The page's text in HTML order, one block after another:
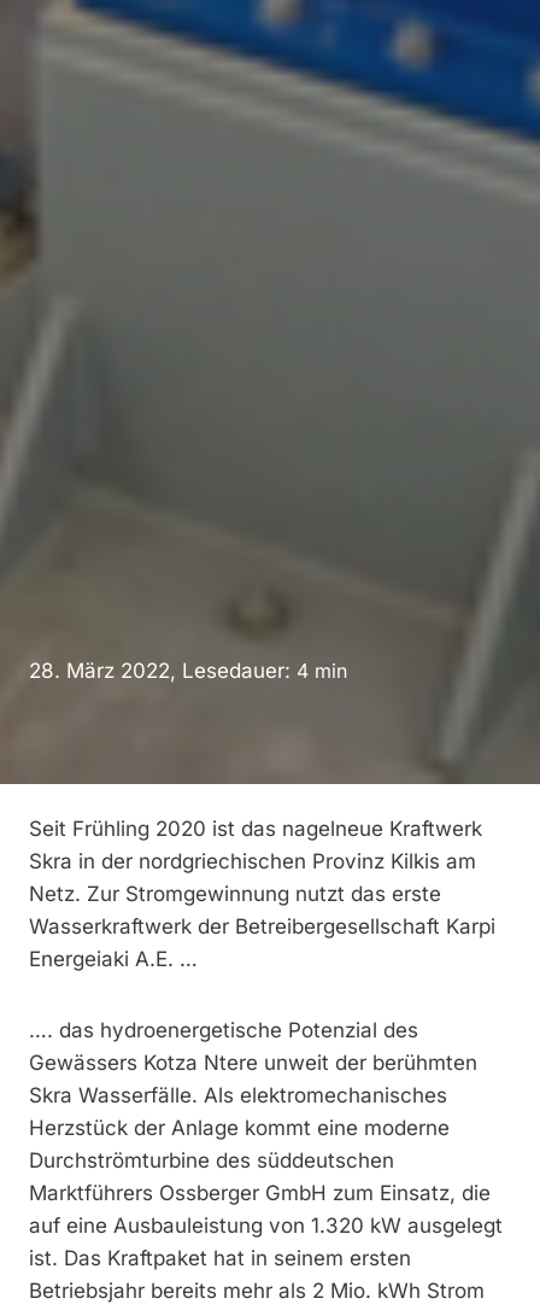
28. März 2022, Lesedauer: 4 min
Seit Frühling 2020 ist das nagelneue Kraftwerk
Skra in der nordgriechischen Provinz Kilkis am
Netz. Zur Stromgewinnung nutzt das erste
Wasserkraftwerk der Betreibergesellschaft Karpi
Energeiaki A.E. …
…. das hydroenergetische Potenzial des
Gewässers Kotza Ntere unweit der berühmten
Skra Wasserfälle. Als elektromechanisches
Herzstück der Anlage kommt eine moderne
Durchströmturbine des süddeutschen
Marktführers Ossberger GmbH zum Einsatz, die
auf eine Ausbauleistung von 1.320 kW ausgelegt
ist. Das Kraftpaket hat in seinem ersten
Betriebsjahr bereits mehr als 2 Mio. kWh Strom